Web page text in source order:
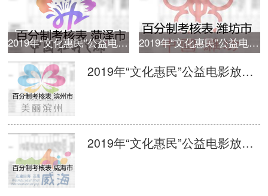
2019年“文化惠民”公益电影放映活动单次放映平台监管百分制考核表 菏泽 2019年“文化惠民”公益电影放映活动单次放映平台监管百分制考核表 潍坊
2019年“文化惠民”公益电影放映活动单次放映平台监管百分制考核表 滨州
2019年“文化惠民”公益电影放映活动单次放映平台监管百分制考核表 威海